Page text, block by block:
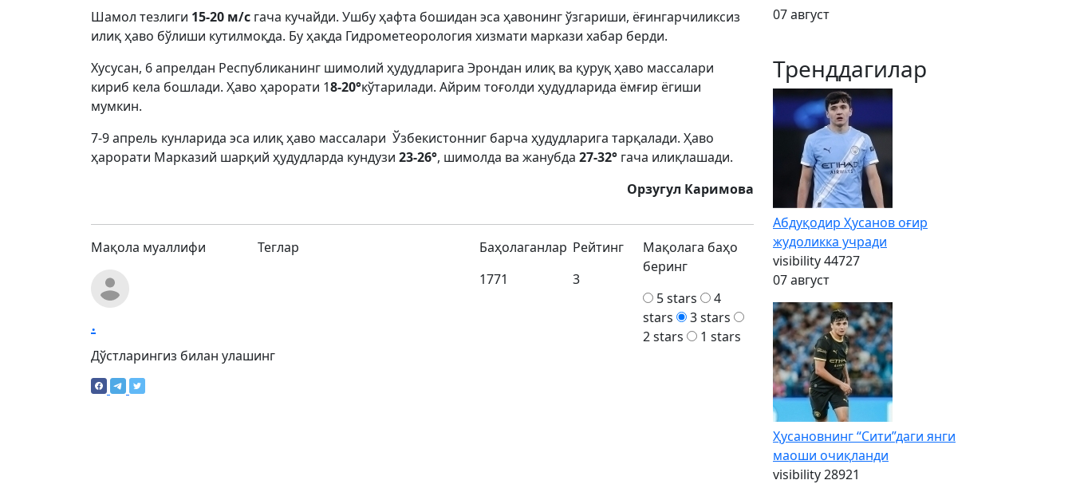
Шамол тезлиги 15-20 м/с гача кучайди. Ушбу ҳафта бошидан эса ҳавонинг ўзгариши, ёғингарчиликсиз
илиқ ҳаво бўлиши кутилмоқда. Бу ҳақда Гидрометеорология хизмати маркази хабар берди.
Хусусан, 6 апрелдан Республиканинг шимолий ҳудудларига Эрондан илиқ ва қуруқ ҳаво массалари
кириб кела бошлади. Ҳаво ҳарорати 18-20°кўтарилади. Aйрим тоғолди ҳудудларида ёмғир ёгиши
мумкин.
7-9 апрель кунларида эса илиқ ҳаво массалари Ўзбекистонниг барча ҳудудларига тарқалади. Ҳаво
ҳарорати Марказий шарқий ҳудудларда кундузи 23-26°, шимолда ва жанубда 27-32° гача илиқлашади.
Орзугул Каримова
Мақола муаллифи
.
Теглар
Баҳолаганлар
1771
Рейтинг
3
Мақолага баҳо
беринг
5 stars
4
stars
3 stars
2 stars
1 stars
Дўстларингиз билан улашинг
07 август
Тренддагилар
Абдуқодир Ҳусанов оғир
жудоликка учради
visibility44727
07 август
Ҳусановнинг “Сити”даги янги
маоши очиқланди
visibility28921